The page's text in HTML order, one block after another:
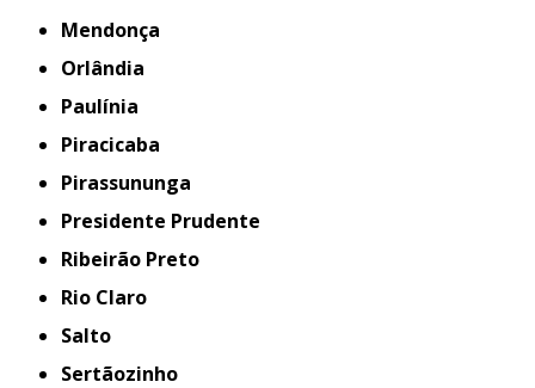
Mendonça
Orlândia
Paulínia
Piracicaba
Pirassununga
Presidente Prudente
Ribeirão Preto
Rio Claro
Salto
Sertãozinho